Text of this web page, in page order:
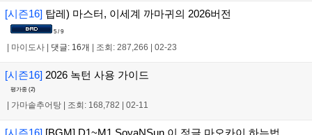
[시즌16] 탑레) 마스터, 이세계 까마귀의 2026버전
5 / 9
| 마이도사 | 댓글: 16개 | 조회: 287,266 | 02-23
[시즌16] 2026 녹턴 사용 가이드
평가중 (2)
가마솥추어탕 조회: 168,782 02-11
[시즌16] [BGM] D1~M1 SoyaNSun 이 정글 마오카이 하는법